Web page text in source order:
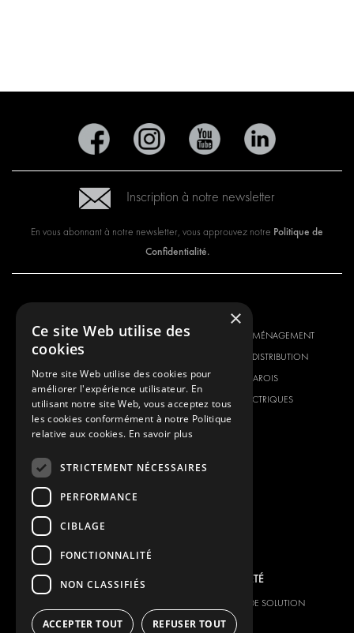
Inscription à notre newsletter
En vous abonnant à notre newsletter, vous approuvez notre Politique de
Confidentialité.
SOLUTIONS D'AMÉNAGEMENT
SOLUTIONS DE DISTRIBUTION
PLANCHERS ET PAROIS
SOLUTIONS ÉLECTRIQUES
PRODUITS DE SÉCURITÉ
SYSTÈMES DE CONTENEURS
SOLUTIONS POUR ATELIER
SIGNALISATION
GESTION DE PARC
SERVICE CENTERS
PRODUITS
SOLUTIONS D'AMÉNAGEMENT
SOLUTIONS DE DISTRIBUTION
PLANCHERS ET PAROIS
SOLUTIONS ÉLECTRIQUES
KITS
MARQUE DU VÉHICULE
DACIA
NOTRE SOCIÉTÉ
FOURNISSEUR DE SOLUTION
×
Ce site Web utilise des
cookies
Notre site Web utilise des cookies pour
améliorer l'expérience utilisateur. En
utilisant notre site Web, vous acceptez tous
les cookies conformément à notre Politique
relative aux cookies. En savoir plus
STRICTEMENT NÉCESSAIRES
PERFORMANCE
CIBLAGE
FONCTIONNALITÉ
NON CLASSIFIÉS
ACCEPTER TOUT REFUSER TOUT